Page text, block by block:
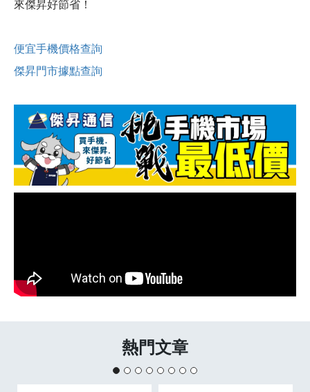
來傑昇好節省！
便宜手機價格查詢
傑昇門市據點查詢
熱門文章